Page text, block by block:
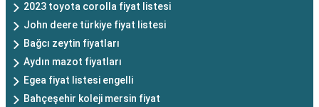
2023 toyota corolla fiyat listesi
John deere türkiye fiyat listesi
Bağcı zeytin fiyatları
Aydın mazot fiyatları
Egea fiyat listesi engelli
Bahçeşehir koleji mersin fiyat